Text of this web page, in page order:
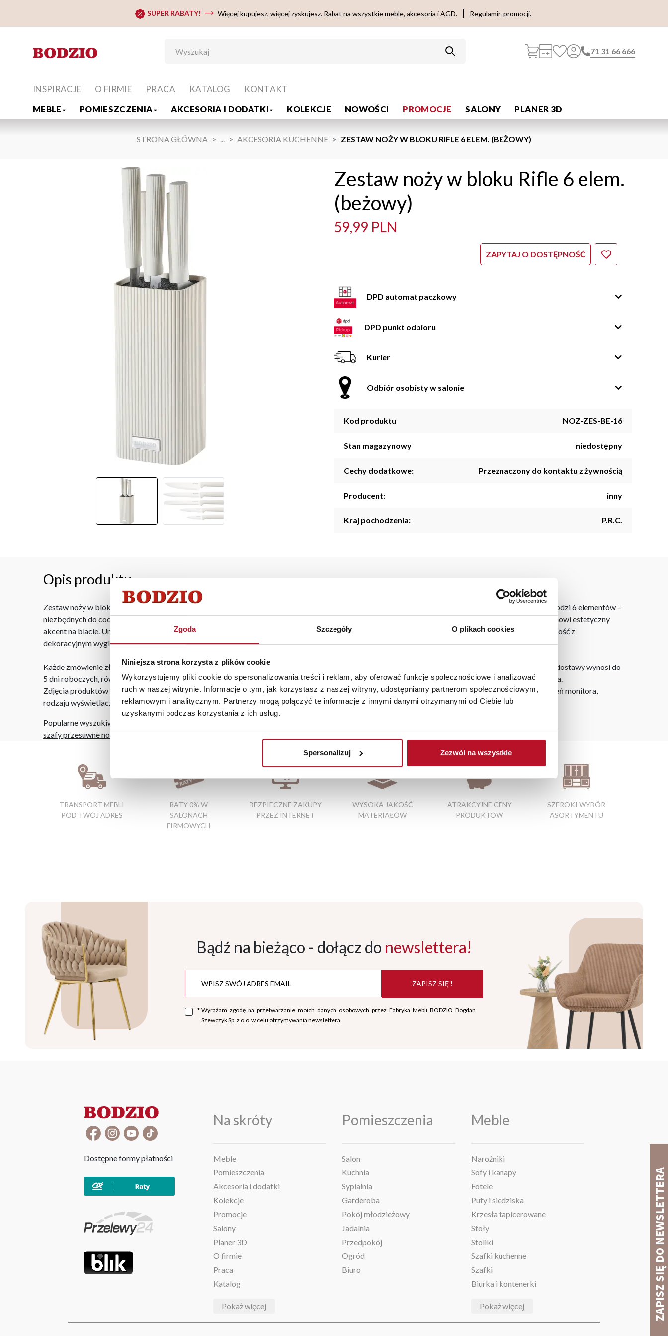
Zgoda Szczegóły O plikach cookies
Niniejsza strona korzysta z plików cookie
Wykorzystujemy pliki cookie do spersonalizowania treści i reklam, aby oferować funkcje społecznościowe i analizować
ruch w naszej witrynie. Informacje o tym, jak korzystasz z naszej witryny, udostępniamy partnerom społecznościowym,
reklamowym i analitycznym. Partnerzy mogą połączyć te informacje z innymi danymi otrzymanymi od Ciebie lub
uzyskanymi podczas korzystania z ich usług.
Spersonalizuj Zezwól na wszystkie
SUPER RABATY! Więcej kupujesz, więcej zyskujesz. Rabat na wszystkie meble, akcesoria i AGD. Regulamin promocji.
71 31 66 666
MEBLE POMIESZCZENIA AKCESORIA I DODATKI KOLEKCJE NOWOŚCI PROMOCJE SALONY PLANER 3D
INSPIRACJE O FIRMIE PRACA KATALOG KONTAKT
STRONA GŁÓWNA ... AKCESORIA KUCHENNE ZESTAW NOŻY W BLOKU RIFLE 6 ELEM. (BEŻOWY)
Zestaw noży w bloku Rifle 6 elem.
(beżowy)
59,99 PLN
ZAPYTAJ O DOSTĘPNOŚĆ
DPD automat paczkowy
DPD punkt odbioru
Kurier
Odbiór osobisty w salonie
Kod produktu NOZ-ZES-BE-16
Stan magazynowy niedostępny
Cechy dodatkowe: Przeznaczony do kontaktu z żywnością
Producent: inny
Kraj pochodzenia: P.R.C.
Opis produktu
Zestaw noży w bloku RIFLE 16 w kolorze beżowym to praktyczny i stylowy komplet, który świetnie sprawdzi się w każdej kuchni. W skład zestawu wchodzi 6 elementów –
niezbędnych do codziennego krojenia, siekania i porcjowania. Noże umieszczone są w eleganckim, beżowym bloku, który ułatwia przechowywanie i stanowi estetyczny
akcent na blacie. Uniwersalna kolorystyka i nowoczesny design sprawiają, że zestaw idealnie pasuje do różnych aranżacji kuchennych, łącząc funkcjonalność z
dekoracyjnym wyglądem.
Każde zmówienie złożone w sklepie stacjonarnym dostarczymy do 3 dni roboczych na terenie całej Polski. W przypadku zamówień internetowych czas dostawy wynosi do
5 dni roboczych, również na terenie całego kraju. Wszystkie zamówienia powyżej 1000 zł dostarczamy gratis niezależnie od miejsca złożenia zamówienia.
Zdjęcia produktów mają charakter poglądowy. Rzeczywiste kolory i struktura materiałów mogą różnić się od widocznych na ekranie, zależnie od ustawień monitora,
rodzaju wyświetlacza i oświetlenia.
Popularne wyszukiwania:
szafy przesuwne nowoczesne
TRANSPORT MEBLI
POD TWÓJ ADRES
RATY 0% W
SALONACH
FIRMOWYCH
BEZPIECZNE ZAKUPY
PRZEZ INTERNET
WYSOKA JAKOŚĆ
MATERIAŁÓW
ATRAKCYJNE CENY
PRODUKTÓW
SZEROKI WYBÓR
ASORTYMENTU
Bądź na bieżąco - dołącz do newslettera!
ZAPISZ SIĘ !
* Wyrażam zgodę na przetwarzanie moich danych osobowych przez Fabryka Mebli BODZIO Bogdan
Szewczyk Sp. z o.o. w celu otrzymywania newslettera.
Dostępne formy płatności
Na skróty
Meble
Pomieszczenia
Akcesoria i dodatki
Kolekcje
Promocje
Salony
Planer 3D
O firmie
Praca
Katalog
Pokaż więcej
Pomieszczenia
Salon
Kuchnia
Sypialnia
Garderoba
Pokój młodzieżowy
Jadalnia
Przedpokój
Ogród
Biuro
Meble
Narożniki
Sofy i kanapy
Fotele
Pufy i siedziska
Krzesła tapicerowane
Stoły
Stoliki
Szafki kuchenne
Szafki
Biurka i kontenerki
Pokaż więcej